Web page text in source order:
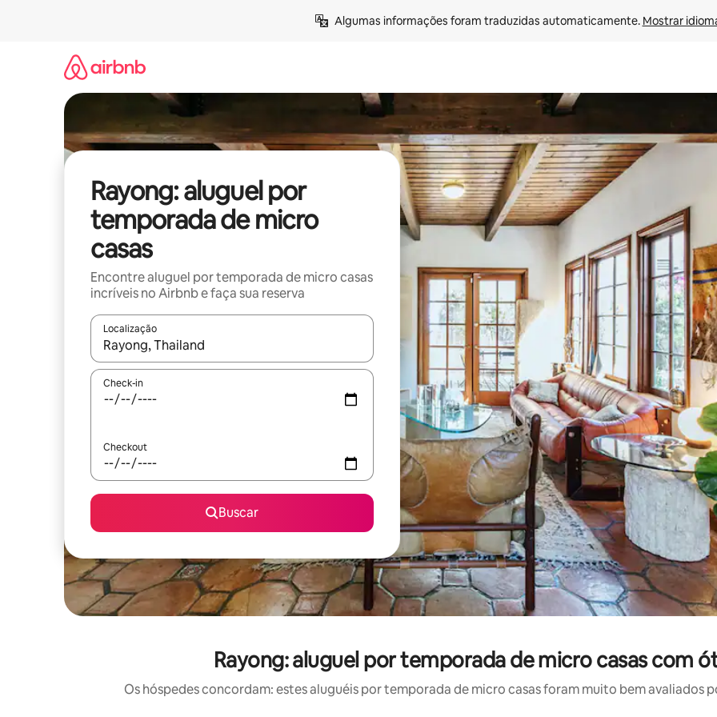
Algumas informações foram traduzidas automaticamente. Mostrar
Rayong: aluguel por
temporada de micro
casas
Encontre aluguel por temporada de micro casas
incríveis no Airbnb e faça sua reserva
Localização
Quando os resultados estiverem disponíveis, explore-os usando as seta para cima e para baixo do teclado ou tocando
Check-in
Checkout
Buscar
Rayong: aluguel por temporada de micro casas com
Os hóspedes concordam: estes aluguéis por temporada de micro casas foram muito bem avaliados